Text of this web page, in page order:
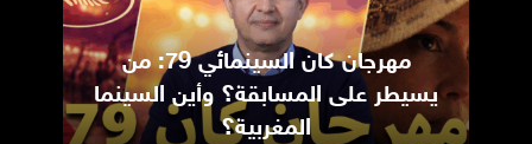
مهرجان كان السينمائي 79: من
يسيطر على المسابقة؟ وأين السينما
المغربية؟